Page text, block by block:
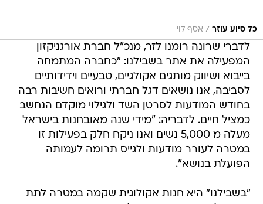
כל סיוע עוזר / אסף לוי
לדברי שרונה רומנו לזר, מנכ"ל חברת אורגניקזון
המפעילה את אתר בשבילנו: "כחברה המתמחה
בייבוא ושיווק מותגים אקולגיים, טבעיים וידידותיים
לסביבה, אנו נושאים דגל חברתי ורואים חשיבות רבה
בחודש המודעות לסרטן השד ולגילוי מוקדם הנחשב
כמציל חיים. לדבריה: "מידי שנה מאובחנות בישראל
מעלה מ 5,000 נשים ואנו ניקח חלק בפעילות זו
במטרה לעורר מודעות ולגייס תרומה לעמותה
הפועלת בנושא".
"בשבילנו" היא חנות אקולוגית שקמה במטרה לתת